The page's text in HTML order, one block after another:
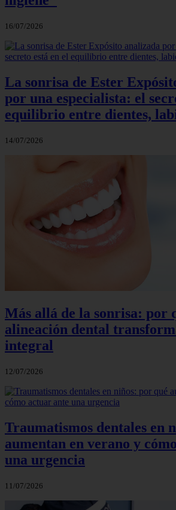
16/07/2026
La sonrisa de Ester
por una especialista: el
equilibrio entre dientes,
14/07/2026
Más allá de la sonrisa: por
alineación dental
integral
12/07/2026
Traumatismos dentales en
aumentan en verano y
una urgencia
11/07/2026